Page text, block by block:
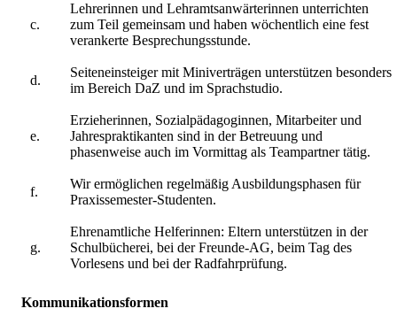
c.
Lehrerinnen und Lehramtsanwärterinnen unterrichten
zum Teil gemeinsam und haben wöchentlich eine fest
verankerte Besprechungsstunde.
d.
Seiteneinsteiger mit Miniverträgen unterstützen besonders
im Bereich DaZ und im Sprachstudio.
e.
Erzieherinnen, Sozialpädagoginnen, Mitarbeiter und
Jahrespraktikanten sind in der Betreuung und
phasenweise auch im Vormittag als Teampartner tätig.
f.
Wir ermöglichen regelmäßig Ausbildungsphasen für
Praxissemester-Studenten.
g.
Ehrenamtliche Helferinnen: Eltern unterstützen in der
Schulbücherei, bei der Freunde-AG, beim Tag des
Vorlesens und bei der Radfahrprüfung.
Kommunikationsformen